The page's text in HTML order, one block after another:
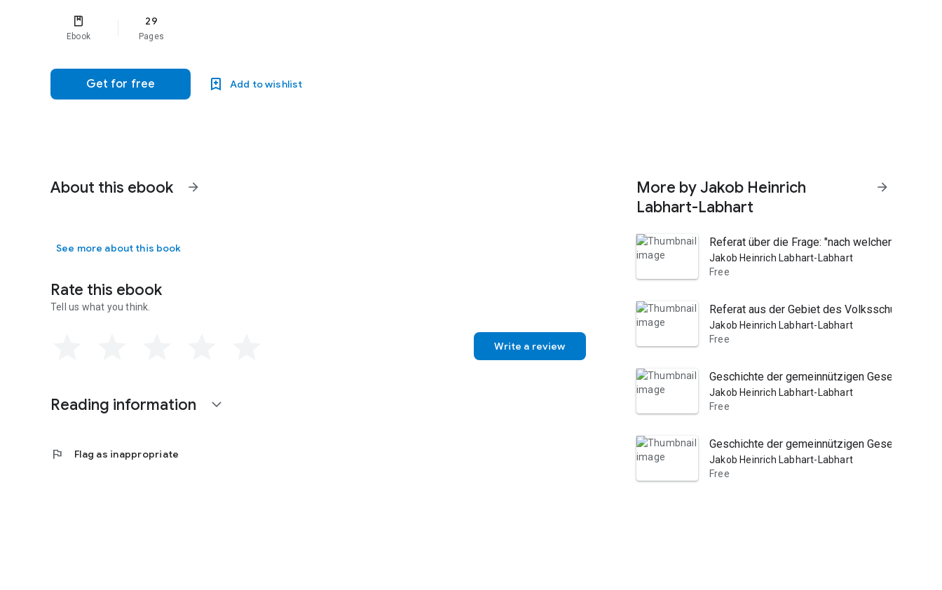
Ebook
29
Pages
Get for free Add to wishlist
About this ebook arrow_forward
See more about this book
Rate this ebook
Tell us what you think.
Write a review
Reading information expand_more
flag Flag as inappropriate
More by Jakob Heinrich
Labhart-Labhart
arrow_forward
Referat über die Frage: "nach welchen
Jakob Heinrich Labhart-Labhart
Free
Referat aus der Gebiet des Volksschulwesens
Jakob Heinrich Labhart-Labhart
Free
Geschichte der gemeinnützigen Gesellschaft
Jakob Heinrich Labhart-Labhart
Free
Geschichte der gemeinnützigen Gesellschaft
Jakob Heinrich Labhart-Labhart
Free